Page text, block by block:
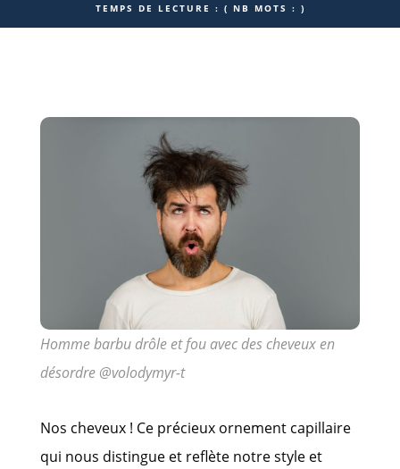
TEMPS DE LECTURE : ( NB MOTS : )
Homme barbu drôle et fou avec des cheveux en
désordre @volodymyr-t
Nos cheveux ! Ce précieux ornement capillaire
qui nous distingue et reflète notre style et